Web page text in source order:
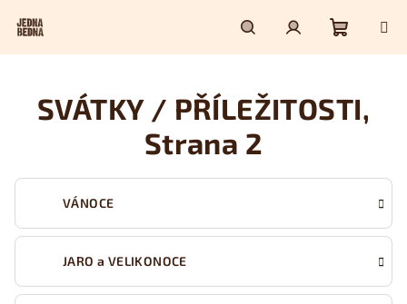
HledatPřihlášení
košík
SVÁTKY / PŘÍLEŽITOSTI,
Strana 2
VÁNOCE
JARO a VELIKONOCE